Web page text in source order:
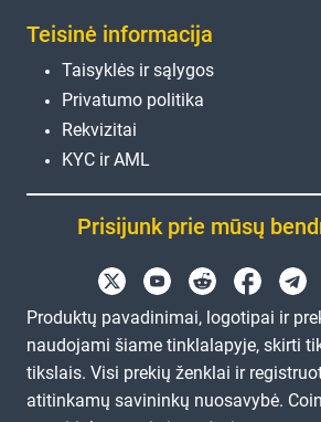
Teisinė informacija
Taisyklės ir sąlygos
Privatumo politika
Rekvizitai
KYC ir AML
Prisijunk prie mūsų
Produktų pavadinimai, logotipai ir
naudojami šiame tinklalapyje, skirti
tikslais. Visi prekių ženklai ir
atitinkamų savininkų nuosavybė.